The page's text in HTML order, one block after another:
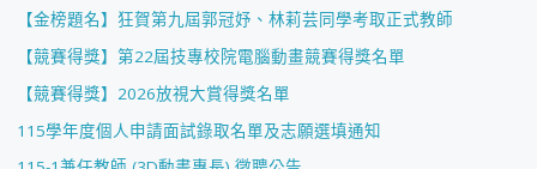
【金榜題名】狂賀第九屆郭冠妤、林莉芸同學考取正式教師
【競賽得獎】第22屆技專校院電腦動畫競賽得獎名單
【競賽得獎】2026放視大賞得獎名單
115學年度個人申請面試錄取名單及志願選填通知